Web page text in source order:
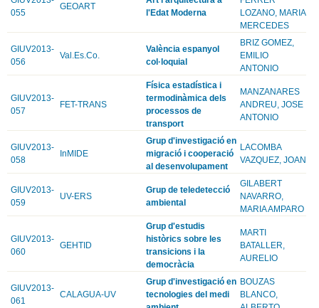
055
GEOART
l'Edat Moderna
LOZANO, MARIA
MERCEDES
GIUV2013-
056
Val.Es.Co.
València espanyol
col·loquial
BRIZ GOMEZ,
EMILIO
ANTONIO
GIUV2013-
057
FET-TRANS
Física estadística i
termodinàmica dels
processos de
transport
MANZANARES
ANDREU, JOSE
ANTONIO
GIUV2013-
058
InMIDE
Grup d'investigació en
migració i cooperació
al desenvolupament
LACOMBA
VAZQUEZ, JOAN
GIUV2013-
059
UV-ERS
Grup de teledetecció
ambiental
GILABERT
NAVARRO,
MARIA AMPARO
GIUV2013-
060
GEHTID
Grup d'estudis
històrics sobre les
transicions i la
democràcia
MARTI
BATALLER,
AURELIO
GIUV2013-
061
CALAGUA-UV
Grup d'investigació en
tecnologies del medi
BOUZAS
BLANCO,